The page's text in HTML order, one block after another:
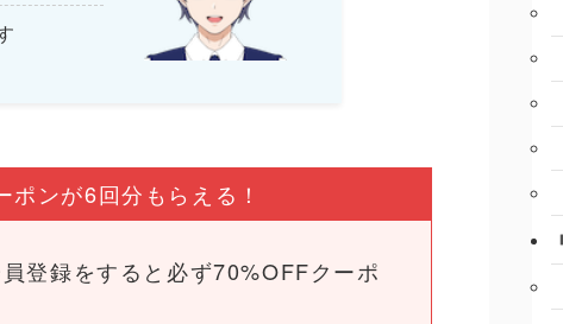
ンが6回分もらえる！
登録をすると必ず70%OFFクーポ